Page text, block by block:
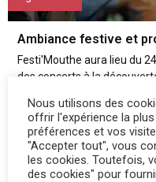
Ambiance festive et
Festi'Mouthe aura lieu du
des concerts à la
Nous utilisons des
offrir l'expérience la
préférences et vos
"Accepter tout", vous
les cookies. Toutefois,
des cookies" pour